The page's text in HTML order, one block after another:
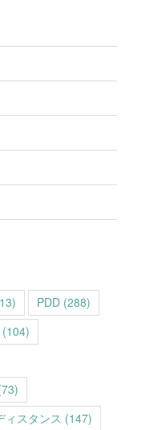
PDD (288)
(104)
ィスタンス (147)